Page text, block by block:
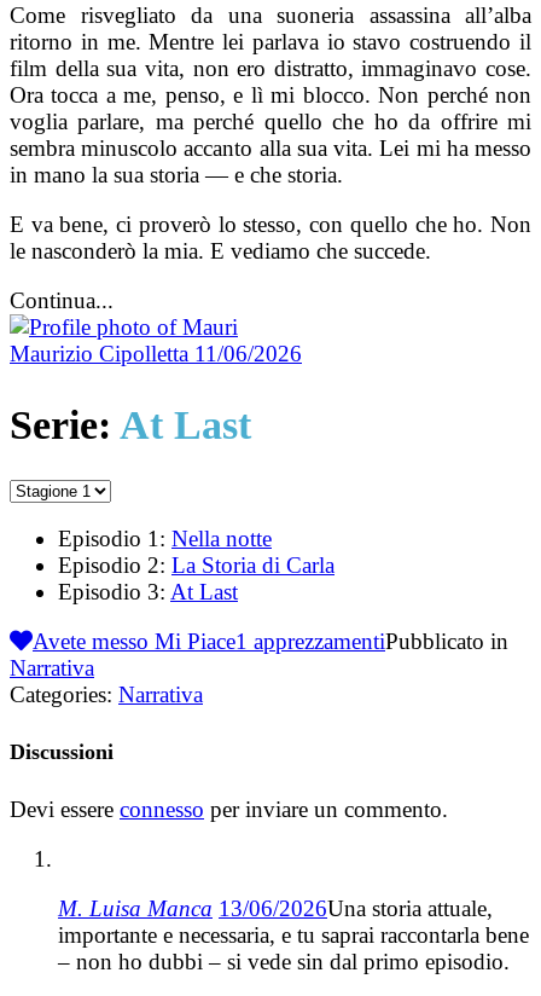
Come risvegliato da una suoneria assassina all’alba
ritorno in me. Mentre lei parlava io stavo costruendo il
film della sua vita, non ero distratto, immaginavo cose.
Ora tocca a me, penso, e lì mi blocco. Non perché non
voglia parlare, ma perché quello che ho da offrire mi
sembra minuscolo accanto alla sua vita. Lei mi ha messo
in mano la sua storia — e che storia.
E va bene, ci proverò lo stesso, con quello che ho. Non
le nasconderò la mia. E vediamo che succede.
Continua...
Maurizio Cipolletta 11/06/2026
Serie: At Last
Episodio 1: Nella notte
Episodio 2: La Storia di Carla
Episodio 3: At Last
Avete messo Mi Piace1 apprezzamentiPubblicato in
Narrativa
Categories: Narrativa
Discussioni
Devi essere connesso per inviare un commento.
M. Luisa Manca 13/06/2026Una storia attuale,
importante e necessaria, e tu saprai raccontarla bene
– non ho dubbi – si vede sin dal primo episodio.